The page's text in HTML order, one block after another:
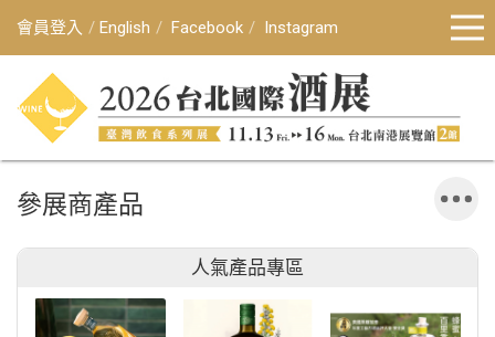
會員登入 English Facebook Instagram
參展商產品
人氣產品專區